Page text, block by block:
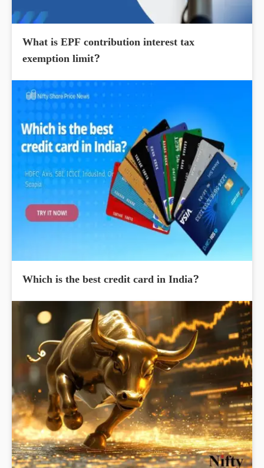
What is EPF contribution interest tax
exemption limit?
Which is the best credit card in India?